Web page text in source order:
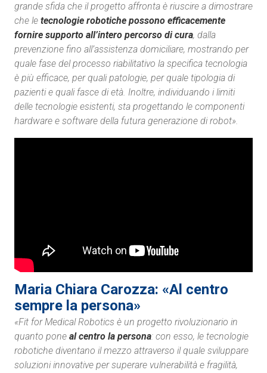
grande sfida che il progetto affronta è riuscire a dimostrare
che le tecnologie robotiche possono efficacemente
fornire supporto all’intero percorso di cura, dalla
prevenzione fino all’assistenza domiciliare, mostrando per
quale fase del processo riabilitativo la specifica tecnologia
è più efficace, per quali patologie, per quale tipologia di
pazienti e quali fasce di età. Inoltre, individuando i limiti
delle tecnologie esistenti, sta progettando le componenti
hardware e software della futura generazione di robot».
Maria Chiara Carozza: «Al centro
sempre la persona»
«Fit for Medical Robotics è un progetto rivoluzionario in
quanto pone al centro la persona: con esso, le tecnologie
robotiche diventano il mezzo attraverso il quale sviluppare
soluzioni innovative per superare vulnerabilità e fragilità,